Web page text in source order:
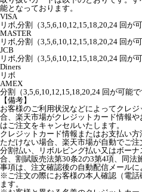
能となっております。
VISA
リボ,分割（3,5,6,10,12,15,18,20,24 回が
MASTER
リボ,分割（3,5,6,10,12,15,18,20,24 回が
JCB
リボ,分割（3,5,6,10,12,15,18,20,24 回が
Diners
リボ
AMEX
分割（3,5,6,10,12,15,18,20,24 回が可能で
【備考】
お客様のご利用状況などによってクレ
合、楽天市場がクレジットカード情報
はご注文をキャンセルいたします。
クレジットカード情報またはお支払い
ただけない場合、楽天市場が自動でご注
分割払い、リボルビング払い又はボー
合、割賦販売法第30条2の3第4項、同法
事項は、注文確認後の自動配信メールに
※ご注文の際にお客様の本人確認（電
ます。